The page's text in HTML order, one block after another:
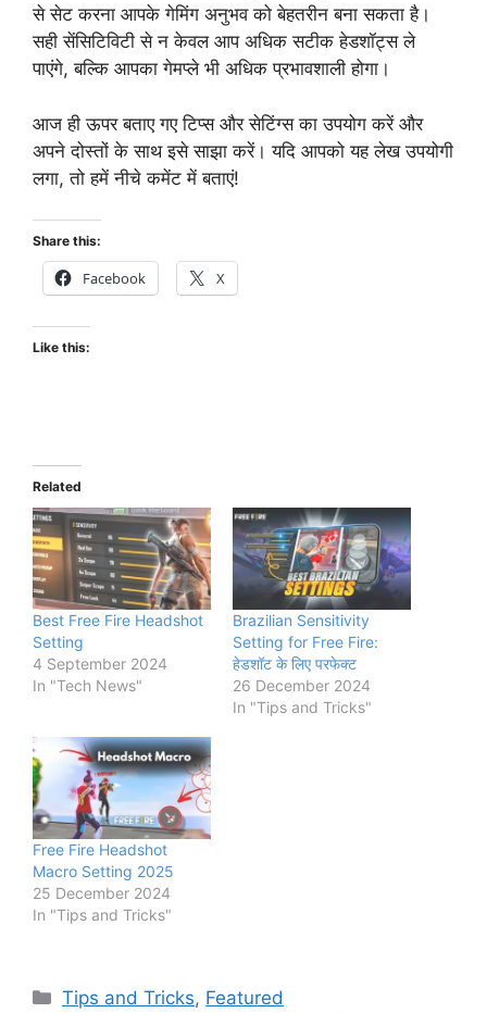
से सेट करना आपके गेमिंग अनुभव को बेहतरीन बना सकता है।
सही सेंसिटिविटी से न केवल आप अधिक सटीक हेडशॉट्स ले
पाएंगे, बल्कि आपका गेमप्ले भी अधिक प्रभावशाली होगा।
आज ही ऊपर बताए गए टिप्स और सेटिंग्स का उपयोग करें और
अपने दोस्तों के साथ इसे साझा करें। यदि आपको यह लेख उपयोगी
लगा, तो हमें नीचे कमेंट में बताएं!
Share this:
Facebook X
Like this:
Related
Best Free Fire Headshot
Setting
4 September 2024
In "Tech News"
Brazilian Sensitivity
Setting for Free Fire:
हेडशॉट के लिए परफेक्ट
26 December 2024
In "Tips and Tricks"
Free Fire Headshot
Macro Setting 2025
25 December 2024
In "Tips and Tricks"
Categories
Tips and Tricks, Featured